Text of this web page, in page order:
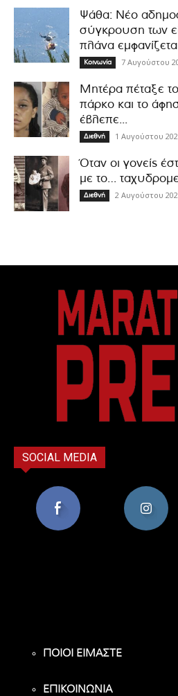
Ψάθα: Νέο
σύγκρουση των
πλάνα
Κοινωνία 7 Αυγούστου
Μητέρα πέταξε
πάρκο και το
έβλεπε...
Διεθνή 1 Αυγούστου
Όταν οι γονείς
με το…
Διεθνή 2 Αυγούστου
SOCIAL MEDIA
ΠΟΙΟΙ ΕΙΜΑΣΤΕ
ΕΠΙΚΟΙΝΩΝΙΑ